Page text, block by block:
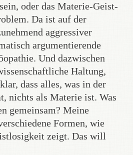
oder das Materie-Geist-
Da ist auf der
aggressiver
argumentierende
Und dazwischen
Haltung,
dass alles, was in der
nichts als Materie ist. Was
gemeinsam? Meine
Formen, wie
zeigt. Das will